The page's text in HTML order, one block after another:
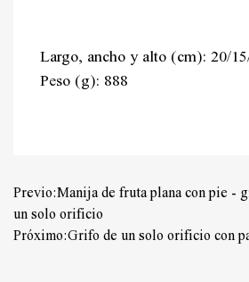
Largo, ancho y alto (cm): 20/
Peso (g): 888
Previo:Manija de fruta plana con pie -
un solo orificio
Próximo:Grifo de un solo orificio con